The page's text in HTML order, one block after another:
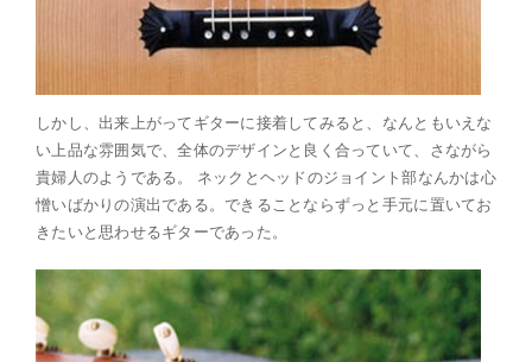
しかし、出来上がってギターに接着してみると、なんともいえな
い上品な雰囲気で、全体のデザインと良く合っていて、さながら
貴婦人のようである。 ネックとヘッドのジョイント部なんかは心
憎いばかりの演出である。できることならずっと手元に置いてお
きたいと思わせるギターであった。